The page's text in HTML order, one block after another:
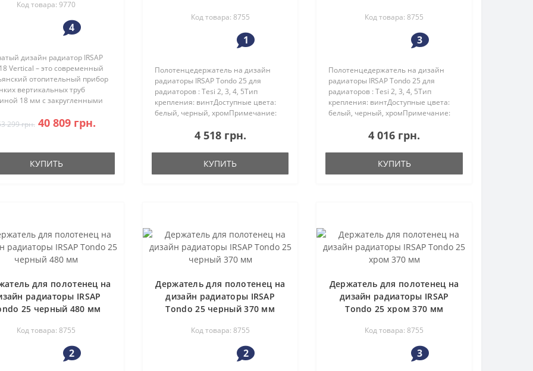
Код товара: 9770
4
дизайн радиатор IRSAP
Vertical – это современный
отопительный прибор
вертикальных труб
18 мм с закругленными
лучшими
дизайнерами,
299 грн. 40 809 грн.
КУПИТЬ
Код товара: 8755
1
Полотенцедержатель на дизайн
радиаторы IRSAP Tondo 25 для
радиаторов : Tesi 2, 3, 4, 5Тип
крепления: винтДоступные цвета:
белый, черный, хромПримечание:
Tesi шириной 360м, 450мм, 540мм...
4 518 грн.
КУПИТЬ
Код товара: 8755
3
Полотенцедержатель на дизайн
радиаторы IRSAP Tondo 25 для
радиаторов : Tesi 2, 3, 4, 5Тип
крепления: винтДоступные цвета:
белый, черный, хромПримечание:
Tesi шириной 360м, 450мм, 540мм...
4 016 грн.
КУПИТЬ
для полотенец на
радиаторы IRSAP
25 черный 480 мм
Код товара: 8755
2
Держатель для полотенец на
дизайн радиаторы IRSAP
Tondo 25 черный 370 мм
Код товара: 8755
2
Держатель для полотенец на
дизайн радиаторы IRSAP
Tondo 25 хром 370 мм
Код товара: 8755
3